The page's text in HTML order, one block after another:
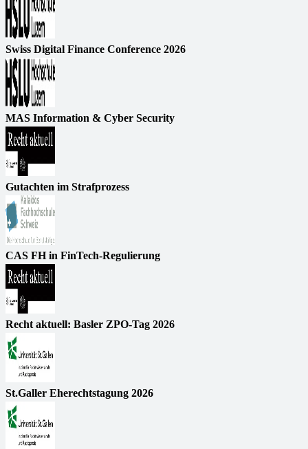
Swiss Digital Finance Conference 2026
MAS Information & Cyber Security
Gutachten im Strafprozess
CAS FH in FinTech-Regulierung
Recht aktuell: Basler ZPO-Tag 2026
St.Galler Eherechtstagung 2026